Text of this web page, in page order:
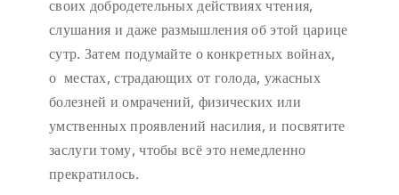
своих добродетельных действиях чтения,
слушания и даже размышления об этой царице
сутр. Затем подумайте о конкретных войнах,
о местах, страдающих от голода, ужасных
болезней и омрачений, физических или
умственных проявлений насилия, и посвятите
заслуги тому, чтобы всё это немедленно
прекратилось.